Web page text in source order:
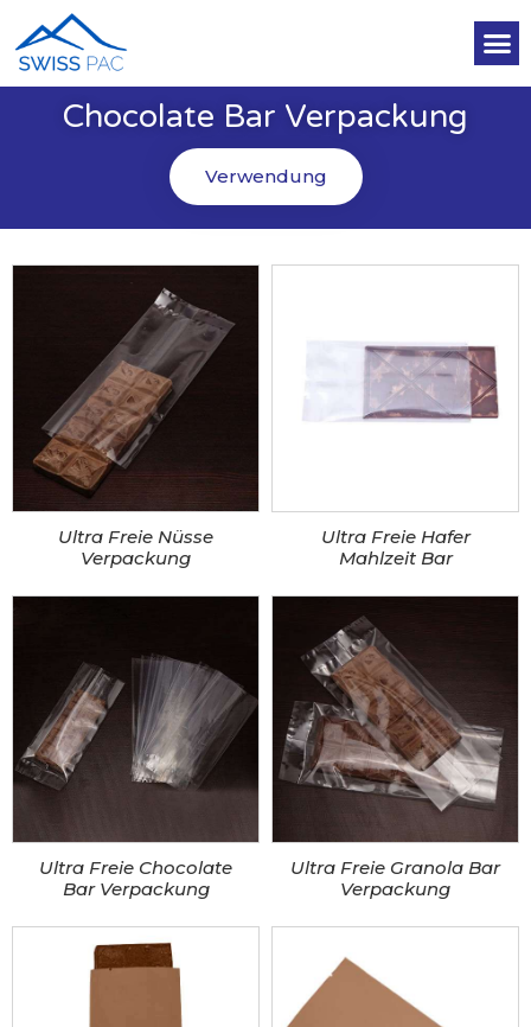
Chocolate Bar Verpackung
Verwendung
Ultra Freie Nüsse
Verpackung
Ultra Freie Hafer
Mahlzeit Bar
Ultra Freie Chocolate
Bar Verpackung
Ultra Freie Granola Bar
Verpackung